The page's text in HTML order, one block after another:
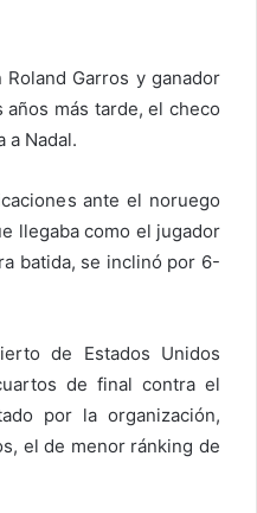
Garros y ganador
más tarde, el checo
a Nadal.
ante el noruego
llegaba como el jugador
batida, se inclinó por 6-
de Estados Unidos
de final contra el
por la organización,
el de menor ránking de